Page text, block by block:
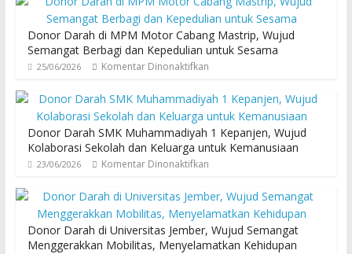
Donor Darah di MPM Motor Cabang Mastrip, Wujud
Semangat Berbagi dan Kepedulian untuk Sesama
25/06/2026 Komentar Dinonaktifkan
Donor Darah SMK Muhammadiyah 1 Kepanjen, Wujud
Kolaborasi Sekolah dan Keluarga untuk Kemanusiaan
23/06/2026 Komentar Dinonaktifkan
Donor Darah di Universitas Jember, Wujud Semangat
Menggerakkan Mobilitas, Menyelamatkan Kehidupan